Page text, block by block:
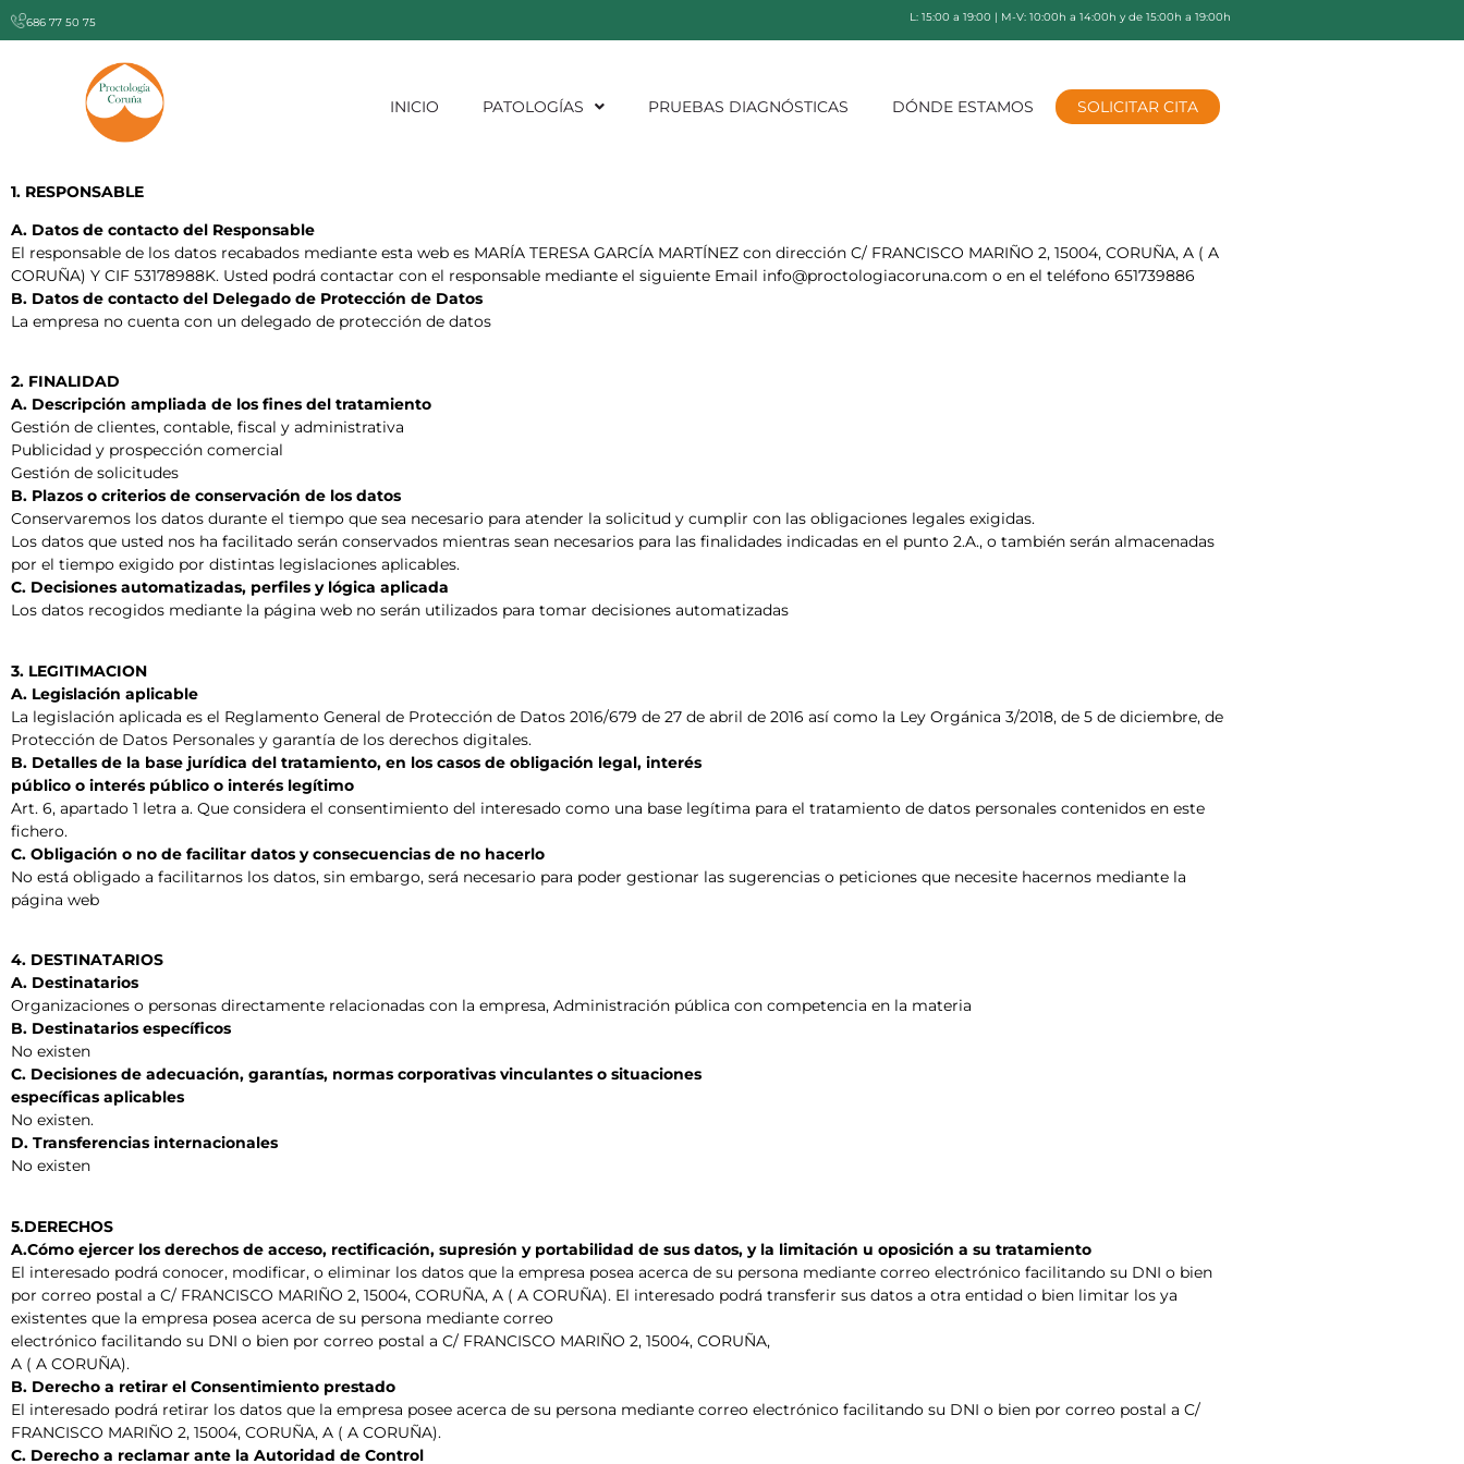
686 77 50 75 L: 15:00 a 19:00 | M-V: 10:00h a 14:00h y de 15:00h a 19:00h
INICIO PATOLOGÍAS PRUEBAS DIAGNÓSTICAS DÓNDE ESTAMOS SOLICITAR CITA
1. RESPONSABLE
A. Datos de contacto del Responsable
El responsable de los datos recabados mediante esta web es MARÍA TERESA GARCÍA MARTÍNEZ con dirección C/ FRANCISCO MARIÑO 2, 15004, CORUÑA, A ( A
CORUÑA) Y CIF 53178988K. Usted podrá contactar con el responsable mediante el siguiente Email info@proctologiacoruna.com o en el teléfono 651739886
B. Datos de contacto del Delegado de Protección de Datos
La empresa no cuenta con un delegado de protección de datos
2. FINALIDAD
A. Descripción ampliada de los fines del tratamiento
Gestión de clientes, contable, fiscal y administrativa
Publicidad y prospección comercial
Gestión de solicitudes
B. Plazos o criterios de conservación de los datos
Conservaremos los datos durante el tiempo que sea necesario para atender la solicitud y cumplir con las obligaciones legales exigidas.
Los datos que usted nos ha facilitado serán conservados mientras sean necesarios para las finalidades indicadas en el punto 2.A., o también serán almacenadas
por el tiempo exigido por distintas legislaciones aplicables.
C. Decisiones automatizadas, perfiles y lógica aplicada
Los datos recogidos mediante la página web no serán utilizados para tomar decisiones automatizadas
3. LEGITIMACION
A. Legislación aplicable
La legislación aplicada es el Reglamento General de Protección de Datos 2016/679 de 27 de abril de 2016 así como la Ley Orgánica 3/2018, de 5 de diciembre, de
Protección de Datos Personales y garantía de los derechos digitales.
B. Detalles de la base jurídica del tratamiento, en los casos de obligación legal, interés
público o interés público o interés legítimo
Art. 6, apartado 1 letra a. Que considera el consentimiento del interesado como una base legítima para el tratamiento de datos personales contenidos en este
fichero.
C. Obligación o no de facilitar datos y consecuencias de no hacerlo
No está obligado a facilitarnos los datos, sin embargo, será necesario para poder gestionar las sugerencias o peticiones que necesite hacernos mediante la
página web
4. DESTINATARIOS
A. Destinatarios
Organizaciones o personas directamente relacionadas con la empresa, Administración pública con competencia en la materia
B. Destinatarios específicos
No existen
C. Decisiones de adecuación, garantías, normas corporativas vinculantes o situaciones
específicas aplicables
No existen.
D. Transferencias internacionales
No existen
5.DERECHOS
A.Cómo ejercer los derechos de acceso, rectificación, supresión y portabilidad de sus datos, y la limitación u oposición a su tratamiento
El interesado podrá conocer, modificar, o eliminar los datos que la empresa posea acerca de su persona mediante correo electrónico facilitando su DNI o bien
por correo postal a C/ FRANCISCO MARIÑO 2, 15004, CORUÑA, A ( A CORUÑA). El interesado podrá transferir sus datos a otra entidad o bien limitar los ya
existentes que la empresa posea acerca de su persona mediante correo
electrónico facilitando su DNI o bien por correo postal a C/ FRANCISCO MARIÑO 2, 15004, CORUÑA,
A ( A CORUÑA).
B. Derecho a retirar el Consentimiento prestado
El interesado podrá retirar los datos que la empresa posee acerca de su persona mediante correo electrónico facilitando su DNI o bien por correo postal a C/
FRANCISCO MARIÑO 2, 15004, CORUÑA, A ( A CORUÑA).
C. Derecho a reclamar ante la Autoridad de Control